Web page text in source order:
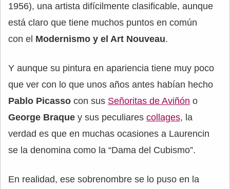
1956), una artista difícilmente clasificable, aunque
está claro que tiene muchos puntos en común
con el Modernismo y el Art Nouveau.
Y aunque su pintura en apariencia tiene muy poco
que ver con lo que unos años antes habían hecho
Pablo Picasso con sus Señoritas de Aviñón o
George Braque y sus peculiares collages, la
verdad es que en muchas ocasiones a Laurencin
se la denomina como la “Dama del Cubismo”.
En realidad, ese sobrenombre se lo puso en la